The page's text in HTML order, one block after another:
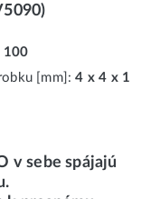
100
[mm]:4 x 4 x 1
v sebe spájajú